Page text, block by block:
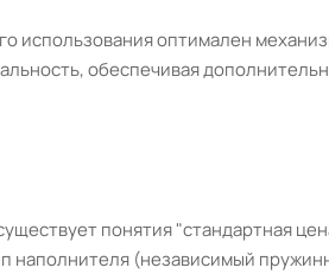
использования оптимален
обеспечивая
понятия "стандартная
наполнителя (независимый